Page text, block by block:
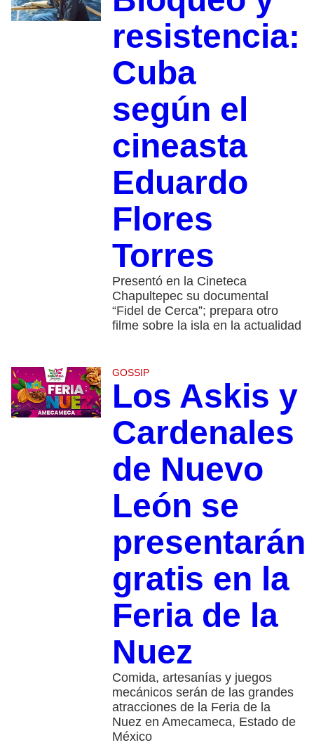
resistencia:
Cuba
según el
cineasta
Eduardo
Flores
Torres
Presentó en la Cineteca
Chapultepec su documental
“Fidel de Cerca”; prepara otro
filme sobre la isla en la actualidad
GOSSIP
Los Askis y
Cardenales
de Nuevo
León se
presentarán
gratis en la
Feria de la
Nuez
Comida, artesanías y juegos
mecánicos serán de las grandes
atracciones de la Feria de la
Nuez en Amecameca, Estado de
México